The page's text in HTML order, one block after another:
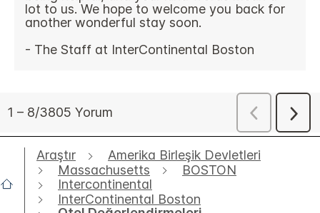
Araştır
Amerika Birleşik Devletleri
Massachusetts
BOSTON
Intercontinental
InterContinental Boston